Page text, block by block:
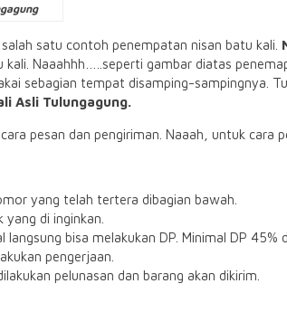
satu contoh penempatan nisan batu kali.
kali. Naaahhh…..seperti gambar diatas
sebagian tempat disamping-sampingnya.
Asli Tulungagung.
pesan dan pengiriman. Naaah, untuk cara
yang telah tertera dibagian bawah.
di inginkan.
langsung bisa melakukan DP. Minimal DP 45%
pengerjaan.
pelunasan dan barang akan dikirim.